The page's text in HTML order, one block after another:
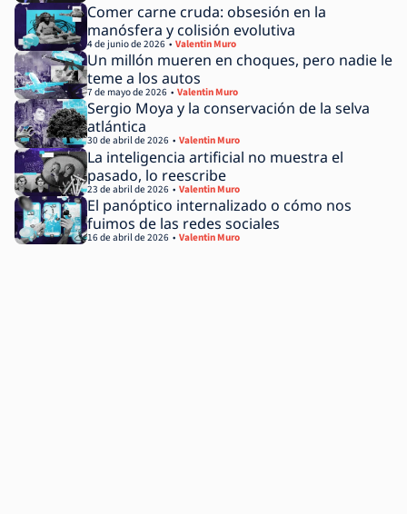
Comer carne cruda: obsesión en la
manósfera y colisión evolutiva
Valentin Muro
4 de junio de 2026
Un millón mueren en choques, pero nadie le
teme a los autos
Valentin Muro
7 de mayo de 2026
Sergio Moya y la conservación de la selva
atlántica
Valentin Muro
30 de abril de 2026
La inteligencia artificial no muestra el
pasado, lo reescribe
Valentin Muro
23 de abril de 2026
El panóptico internalizado o cómo nos
fuimos de las redes sociales
Valentin Muro
16 de abril de 2026